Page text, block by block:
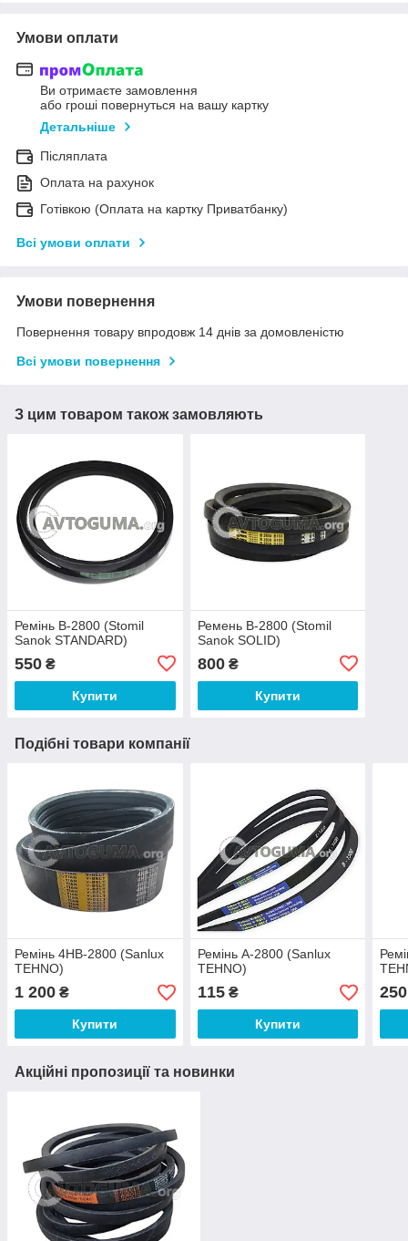
Умови оплати
Ви отримаєте замовлення
або гроші повернуться на вашу картку
Детальніше
Післяплата
Оплата на рахунок
Готівкою (Оплата на картку Приватбанку)
Всі умови оплати
Умови повернення
Повернення товару впродовж 14 днів за домовленістю
Всі умови повернення
З цим товаром також замовляють
Ремінь B-2800 (Stomil
Sanok STANDARD)
550 ₴
Купити
Ремень B-2800 (Stomil
Sanok SOLID)
800₴
Купити
Подібні товари компанії
Ремінь 4HB-2800 (Sanlux
TEHNO)
1 200 ₴
Купити
Ремінь A-2800 (Sanlux
TEHNO)
115₴
Купити
250
Акційні пропозиції та новинки